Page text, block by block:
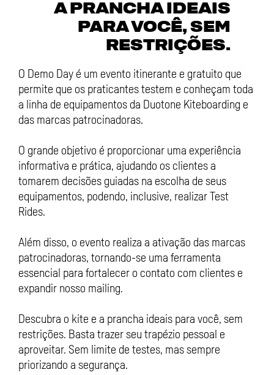
A PRANCHA IDEAIS
PARA VOCÊ, SEM
RESTRIÇÕES.
O Demo Day é um evento itinerante e gratuito que
permite que os praticantes testem e conheçam toda
a linha de equipamentos da Duotone Kiteboarding e
das marcas patrocinadoras.
O grande objetivo é proporcionar uma experiência
informativa e prática, ajudando os clientes a
tomarem decisões guiadas na escolha de seus
equipamentos, podendo, inclusive, realizar Test
Rides.
Além disso, o evento realiza a ativação das marcas
patrocinadoras, tornando-se uma ferramenta
essencial para fortalecer o contato com clientes e
expandir nosso mailing.
Descubra o kite e a prancha ideais para você, sem
restrições. Basta trazer seu trapézio pessoal e
aproveitar. Sem limite de testes, mas sempre
priorizando a segurança.